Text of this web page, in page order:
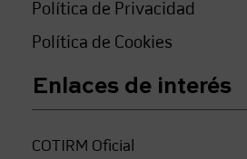
Política de Privacidad
Política de Cookies
Enlaces de interés
COTIRM Oficial